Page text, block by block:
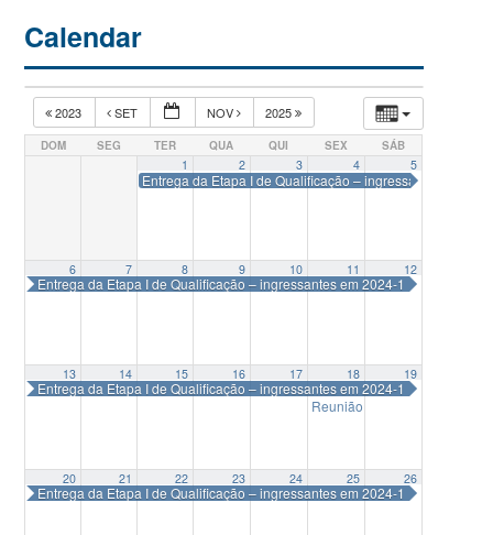
Calendar
2023 SET NOV 2025
DOM SEG TER QUA QUI SEX SÁB
1
Entrega da Etapa I de Qualificação – ingressantes em
2 3 4 5
6
Entrega da Etapa I de Qualificação – ingressantes em 2024-1
7 8 9 10 11 12
13
Entrega da Etapa I de Qualificação – ingressantes em 2024-1
14 15 16 17 18
Reunião Colegiado
19
20
Entrega da Etapa I de Qualificação – ingressantes em 2024-1
21 22 23 24 25 26